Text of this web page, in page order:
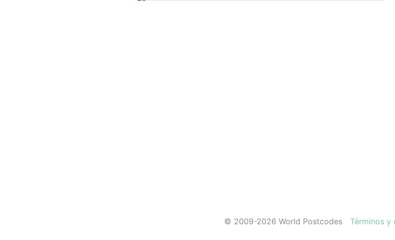
© 2009-2026 World Postcodes Términos y